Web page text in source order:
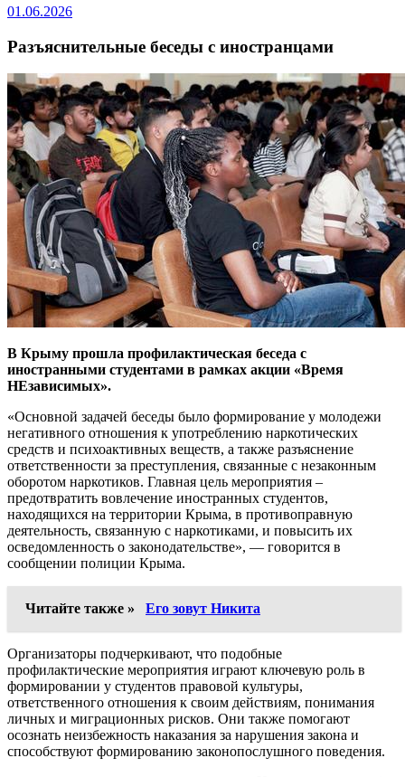
01.06.2026
Разъяснительные беседы с иностранцами
В Крыму прошла профилактическая беседа с
иностранными студентами в рамках акции «Время
НЕзависимых».
«️Основной задачей беседы было формирование у молодежи
негативного отношения к употреблению наркотических
средств и психоактивных веществ, а также разъяснение
ответственности за преступления, связанные с незаконным
оборотом наркотиков. Главная цель мероприятия –
предотвратить вовлечение иностранных студентов,
находящихся на территории Крыма, в противоправную
деятельность, связанную с наркотиками, и повысить их
осведомленность о законодательстве», — говорится в
сообщении полиции Крыма.
Читайте также » Его зовут Никита
Организаторы подчеркивают, что подобные
профилактические мероприятия играют ключевую роль в
формировании у студентов правовой культуры,
ответственного отношения к своим действиям, понимания
личных и миграционных рисков. Они также помогают
осознать неизбежность наказания за нарушения закона и
способствуют формированию законопослушного поведения.